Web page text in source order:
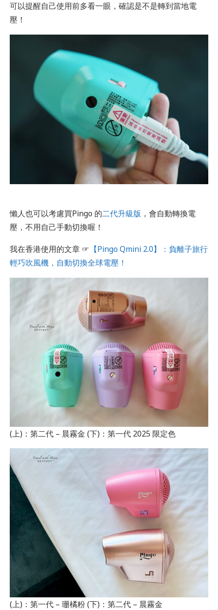
可以提醒自己使用前多看一眼，確認是不是轉到當地電
壓！
懶人也可以考慮買Pingo 的二代升級版 ，會自動轉換電
壓，不用自己手動切換喔！
我在香港使用的文章 ☞ 【Pingo Qmini 2.0】：負離子旅行
輕巧吹風機，自動切換全球電壓！
(上)：第二代 – 晨霧金 (下)：第一代 2025 限定色
(上)：第一代 – 珊橘粉 (下)：第二代 – 晨霧金